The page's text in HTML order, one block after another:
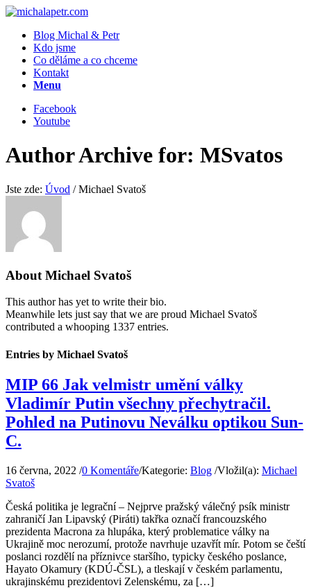
Blog Michal & Petr
Kdo jsme
Co děláme a co chceme
Kontakt
Menu
Facebook
Youtube
Author Archive for: MSvatos
Jste zde: Úvod / Michael Svatoš
About Michael Svatoš
This author has yet to write their bio.
Meanwhile lets just say that we are proud Michael Svatoš
contributed a whooping 1337 entries.
Entries by Michael Svatoš
MIP 66 Jak velmistr umění války
Vladimír Putin všechny přechytračil.
Pohled na Putinovu Neválku optikou Sun-
C.
16 června, 2022 /0 Komentáře/Kategorie: Blog /Vložil(a): Michael
Svatoš
Česká politika je legrační – Nejprve pražský válečný psík ministr
zahraničí Jan Lipavský (Piráti) takřka označí francouzského
prezidenta Macrona za hlupáka, který problematice války na
Ukrajině moc nerozumí, protože navrhuje uzavřít mír. Potom se čeští
poslanci rozdělí na příznivce staršího, typicky českého poslance,
Hayato Okamury (KDÚ-ČSL), a tleskají v českém parlamentu,
ukrajinskému prezidentovi Zelenskému, za […]